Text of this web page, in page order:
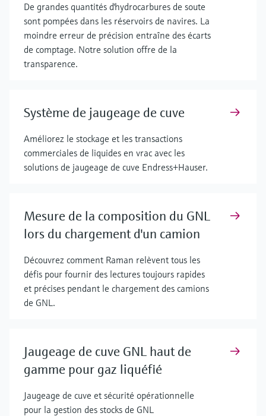
De grandes quantités d'hydrocarbures de soute
sont pompées dans les réservoirs de navires. La
moindre erreur de précision entraîne des écarts
de comptage. Notre solution offre de la
transparence.
Système de jaugeage de cuve
Améliorez le stockage et les transactions
commerciales de liquides en vrac avec les
solutions de jaugeage de cuve Endress+Hauser.
Mesure de la composition du GNL
lors du chargement d'un camion
Découvrez comment Raman relèvent tous les
défis pour fournir des lectures toujours rapides
et précises pendant le chargement des camions
de GNL.
Jaugeage de cuve GNL haut de
gamme pour gaz liquéfié
Jaugeage de cuve et sécurité opérationnelle
pour la gestion des stocks de GNL